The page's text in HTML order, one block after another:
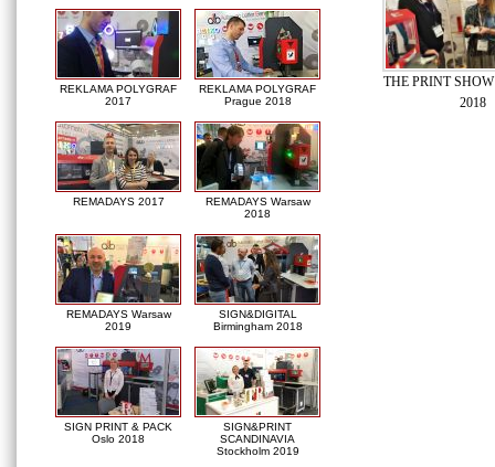
REKLAMA POLYGRAF
2017
REKLAMA POLYGRAF
Prague 2018
REMADAYS 2017
REMADAYS Warsaw
2018
REMADAYS Warsaw
2019
SIGN&DIGITAL
Birmingham 2018
SIGN PRINT & PACK
Oslo 2018
SIGN&PRINT
SCANDINAVIA
Stockholm 2019
THE PRINT
2018